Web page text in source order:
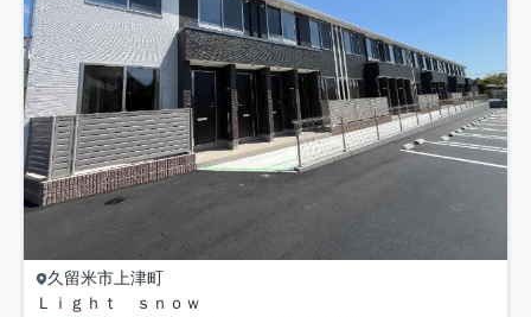
久留米市上津町
Ｌｉｇｈｔ ｓｎｏｗ